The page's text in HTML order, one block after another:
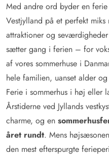
Med andre ord byder en
Vestjylland på et perfekt
attraktioner og
sætter gang i ferien – for
af vores sommerhuse i
hele familien, uanset alder og
Ferie i sommerhus i høj eller
Årstiderne ved Jyllands
charme, og en
året rundt. Mens
den mest efterspurgte